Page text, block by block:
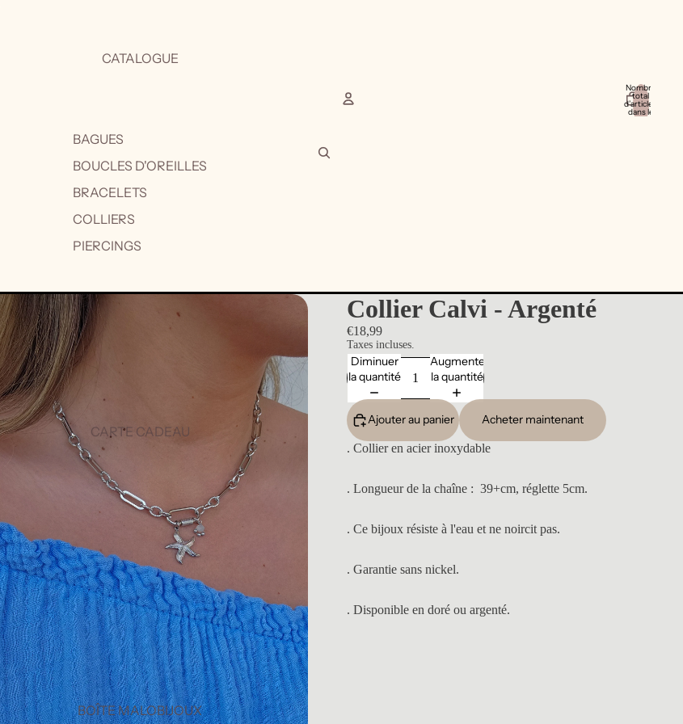
CATALOGUE
BAGUES
BOUCLES D'OREILLES
BRACELETS
COLLIERS
PIERCINGS
CARTE CADEAU
BOÎTE MALOBIJOUX
Nombre
total
d’articles
dans le
Collier Calvi - Argenté
€18,99
Taxes incluses.
Diminuer
la quantité
Augmenter
la quantité
Ajouter au panier Acheter maintenant
. Collier en acier inoxydable
. Longueur de la chaîne : 39+cm, réglette 5cm.
. Ce bijoux résiste à l'eau et ne noircit pas.
. Garantie sans nickel.
. Disponible en doré ou argenté.